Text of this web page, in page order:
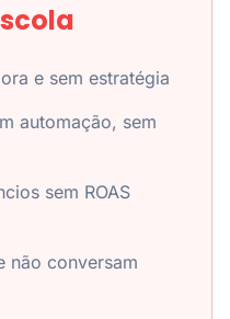
e sem estratégia
automação, sem
sem ROAS
não conversam